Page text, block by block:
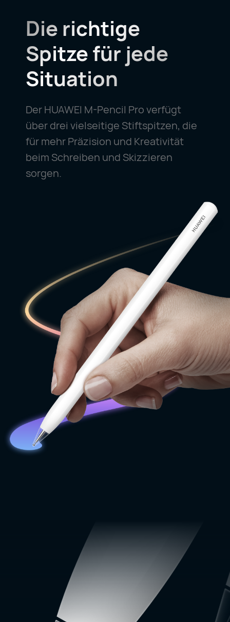
Die richtige
Spitze für jede
Situation
Der HUAWEI M-Pencil Pro verfügt
über drei vielseitige Stiftspitzen, die
für mehr Präzision und Kreativität
beim Schreiben und Skizzieren
sorgen.